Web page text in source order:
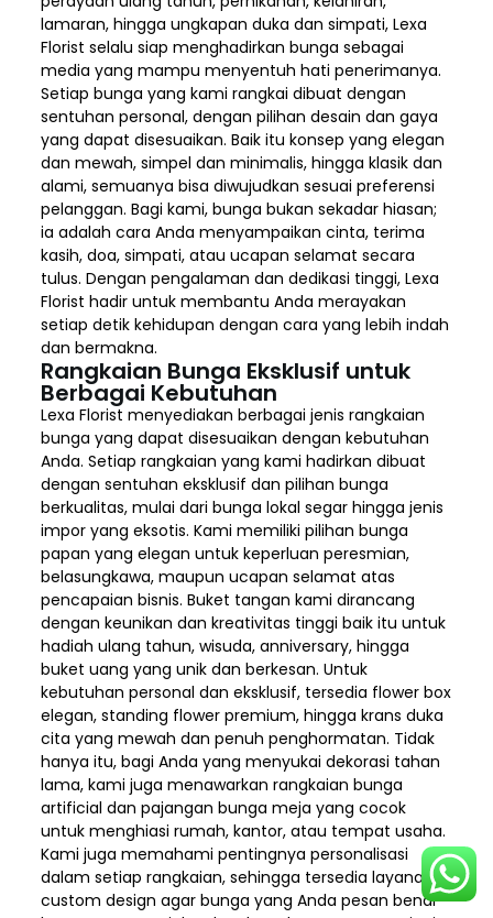
lamaran, hingga ungkapan duka dan simpati, Lexa
Florist selalu siap menghadirkan bunga sebagai
media yang mampu menyentuh hati penerimanya.
Setiap bunga yang kami rangkai dibuat dengan
sentuhan personal, dengan pilihan desain dan gaya
yang dapat disesuaikan. Baik itu konsep yang elegan
dan mewah, simpel dan minimalis, hingga klasik dan
alami, semuanya bisa diwujudkan sesuai preferensi
pelanggan. Bagi kami, bunga bukan sekadar hiasan;
ia adalah cara Anda menyampaikan cinta, terima
kasih, doa, simpati, atau ucapan selamat secara
tulus. Dengan pengalaman dan dedikasi tinggi, Lexa
Florist hadir untuk membantu Anda merayakan
setiap detik kehidupan dengan cara yang lebih indah
dan bermakna.
Rangkaian Bunga Eksklusif untuk
Berbagai Kebutuhan
Lexa Florist menyediakan berbagai jenis rangkaian
bunga yang dapat disesuaikan dengan kebutuhan
Anda. Setiap rangkaian yang kami hadirkan dibuat
dengan sentuhan eksklusif dan pilihan bunga
berkualitas, mulai dari bunga lokal segar hingga jenis
impor yang eksotis. Kami memiliki pilihan bunga
papan yang elegan untuk keperluan peresmian,
belasungkawa, maupun ucapan selamat atas
pencapaian bisnis. Buket tangan kami dirancang
dengan keunikan dan kreativitas tinggi baik itu untuk
hadiah ulang tahun, wisuda, anniversary, hingga
buket uang yang unik dan berkesan. Untuk
kebutuhan personal dan eksklusif, tersedia flower box
elegan, standing flower premium, hingga krans duka
cita yang mewah dan penuh penghormatan. Tidak
hanya itu, bagi Anda yang menyukai dekorasi tahan
lama, kami juga menawarkan rangkaian bunga
artificial dan pajangan bunga meja yang cocok
untuk menghiasi rumah, kantor, atau tempat usaha.
Kami juga memahami pentingnya personalisasi
dalam setiap rangkaian, sehingga tersedia layanan
custom design agar bunga yang Anda pesan benar-